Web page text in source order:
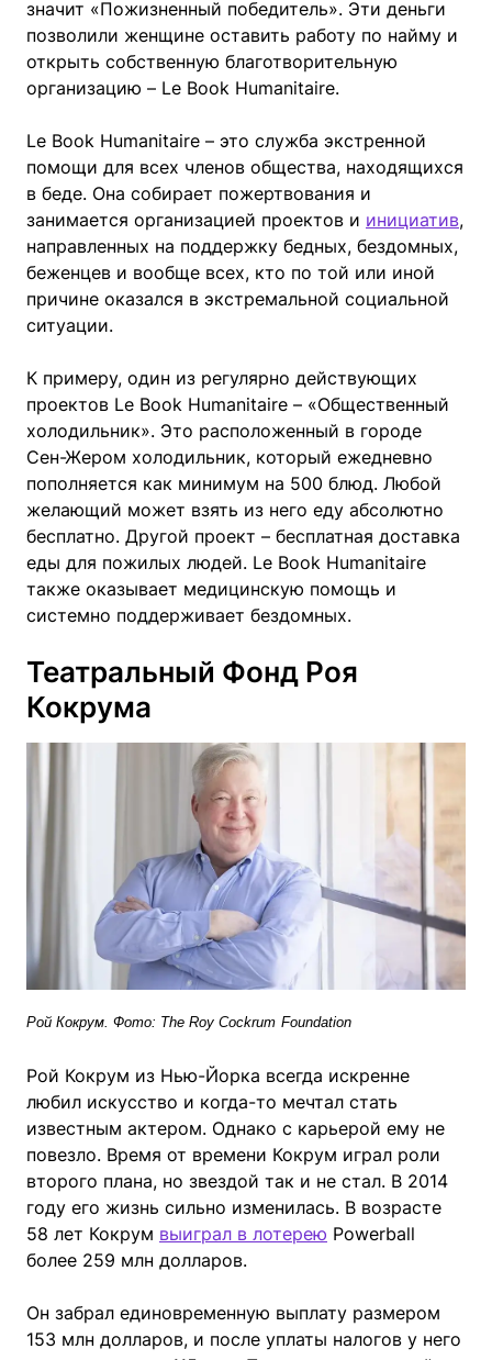
значит «Пожизненный победитель». Эти деньги
позволили женщине оставить работу по найму и
открыть собственную благотворительную
организацию – Le Book Humanitaire.
Le Book Humanitaire – это служба экстренной
помощи для всех членов общества, находящихся
в беде. Она собирает пожертвования и
занимается организацией проектов и инициатив,
направленных на поддержку бедных, бездомных,
беженцев и вообще всех, кто по той или иной
причине оказался в экстремальной социальной
ситуации.
К примеру, один из регулярно действующих
проектов Le Book Humanitaire – «Общественный
холодильник». Это расположенный в городе
Сен-Жером холодильник, который ежедневно
пополняется как минимум на 500 блюд. Любой
желающий может взять из него еду абсолютно
бесплатно. Другой проект – бесплатная доставка
еды для пожилых людей. Le Book Humanitaire
также оказывает медицинскую помощь и
системно поддерживает бездомных.
Театральный Фонд Роя
Кокрума
Рой Кокрум. Фото: The Roy Cockrum Foundation
Рой Кокрум из Нью-Йорка всегда искренне
любил искусство и когда-то мечтал стать
известным актером. Однако с карьерой ему не
повезло. Время от времени Кокрум играл роли
второго плана, но звездой так и не стал. В 2014
году его жизнь сильно изменилась. В возрасте
58 лет Кокрум выиграл в лотерею Powerball
более 259 млн долларов.
Он забрал единовременную выплату размером
153 млн долларов, и после уплаты налогов у него